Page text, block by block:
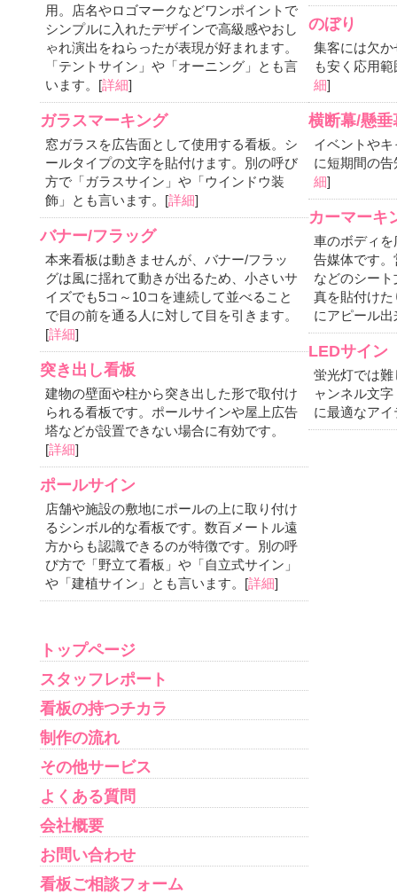
用。店名やロゴマークなどワンポイントで
シンプルに入れたデザインで高級感やおし
ゃれ演出をねらったが表現が好まれます。
「テントサイン」や「オーニング」とも言
います。[詳細]
ガラスマーキング
窓ガラスを広告面として使用する看板。シ
ールタイプの文字を貼付けます。別の呼び
方で「ガラスサイン」や「ウインドウ装
飾」とも言います。[詳細]
バナー/フラッグ
本来看板は動きませんが、バナー/フラッ
グは風に揺れて動きが出るため、小さいサ
イズでも5コ～10コを連続して並べること
で目の前を通る人に対して目を引きます。
[詳細]
突き出し看板
建物の壁面や柱から突き出した形で取付け
られる看板です。ポールサインや屋上広告
塔などが設置できない場合に有効です。
[詳細]
ポールサイン
店舗や施設の敷地にポールの上に取り付け
るシンボル的な看板です。数百メートル遠
方からも認識できるのが特徴です。別の呼
び方で「野立て看板」や「自立式サイン」
や「建植サイン」とも言います。[詳細]
のぼり
集客には欠
も安く応用
細]
横断幕/懸垂
イベントや
に短期間の
細]
カーマーキ
車のボディ
告媒体です
などのシー
真を貼付け
にアピール
LEDサイン
蛍光灯では
ャンネル文
に最適なア
トップページ
スタッフレポート
看板の持つチカラ
制作の流れ
その他サービス
よくある質問
会社概要
お問い合わせ
看板ご相談フォーム